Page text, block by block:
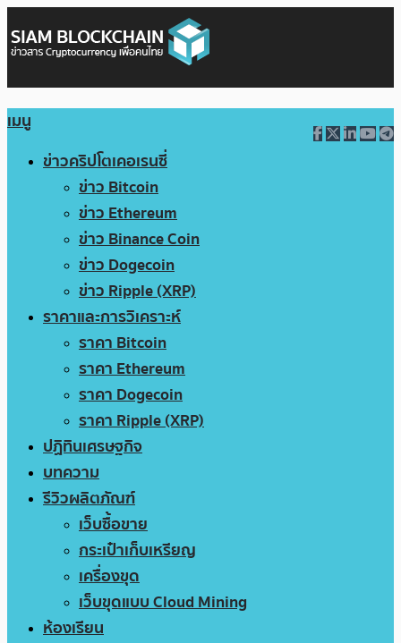
เมนู
ข่าวคริปโตเคอเรนซี่
ข่าว Bitcoin
ข่าว Ethereum
ข่าว Binance Coin
ข่าว Dogecoin
ข่าว Ripple (XRP)
ราคาและการวิเคราะห์
ราคา Bitcoin
ราคา Ethereum
ราคา Dogecoin
ราคา Ripple (XRP)
ปฏิทินเศรษฐกิจ
บทความ
รีวิวผลิตภัณฑ์
เว็บซื้อขาย
กระเป๋าเก็บเหรียญ
เครื่องขุด
เว็บขุดแบบ Cloud Mining
ห้องเรียน